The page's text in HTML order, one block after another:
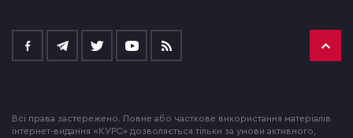
Всі права застережено. Повне або часткове використання матеріалів
інтернет-видання «КУРС» дозволяється тільки за умови активного,